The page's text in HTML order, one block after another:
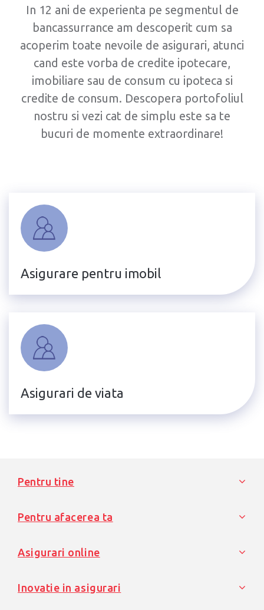
In 12 ani de experienta pe segmentul de
bancassurrance am descoperit cum sa
acoperim toate nevoile de asigurari, atunci
cand este vorba de credite ipotecare,
imobiliare sau de consum cu ipoteca si
credite de consum. Descopera portofoliul
nostru si vezi cat de simplu este sa te
bucuri de momente extraordinare!
Asigurare pentru imobil
Asigurari de viata
Pentru tine
Pentru afacerea ta
Asigurari online
Inovatie in asigurari